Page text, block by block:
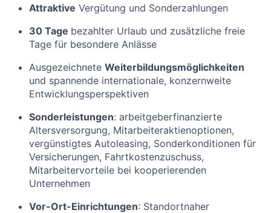
Attraktive Vergütung und Sonderzahlungen
30 Tage bezahlter Urlaub und zusätzliche freie
Tage für besondere Anlässe
Ausgezeichnete Weiterbildungsmöglichkeiten
und spannende internationale, konzernweite
Entwicklungsperspektiven
Sonderleistungen: arbeitgeberfinanzierte
Altersversorgung, Mitarbeiteraktienoptionen,
vergünstigtes Autoleasing, Sonderkonditionen für
Versicherungen, Fahrtkostenzuschuss,
Mitarbeitervorteile bei kooperierenden
Unternehmen
Vor-Ort-Einrichtungen: Standortnaher